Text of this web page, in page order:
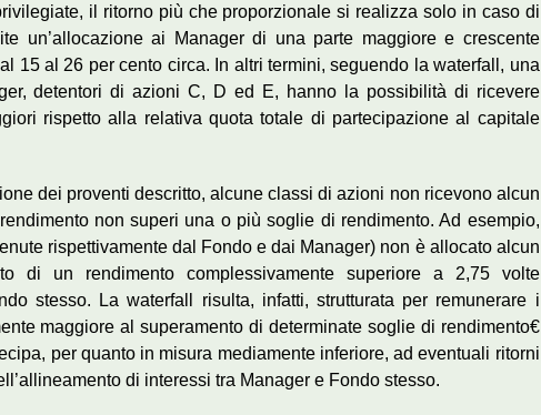
il ritorno più che proporzionale si realizza solo in caso di
un’allocazione ai Manager di una parte maggiore e crescente
15 al 26 per cento circa. In altri termini, seguendo la waterfall, una
detentori di azioni C, D ed E, hanno la possibilità di ricevere
rispetto alla relativa quota totale di partecipazione al capitale
dei proventi descritto, alcune classi di azioni non ricevono alcun
non superi una o più soglie di rendimento. Ad esempio,
rispettivamente dal Fondo e dai Manager) non è allocato alcun
di un rendimento complessivamente superiore a 2,75 volte
stesso. La waterfall risulta, infatti, strutturata per remunerare i
maggiore al superamento di determinate soglie di rendimento€
per quanto in misura mediamente inferiore, ad eventuali ritorni
di interessi tra Manager e Fondo stesso.